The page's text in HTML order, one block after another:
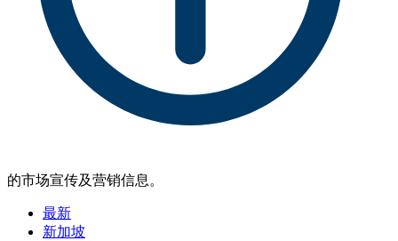
的市场宣传及营销信息。
最新
新加坡